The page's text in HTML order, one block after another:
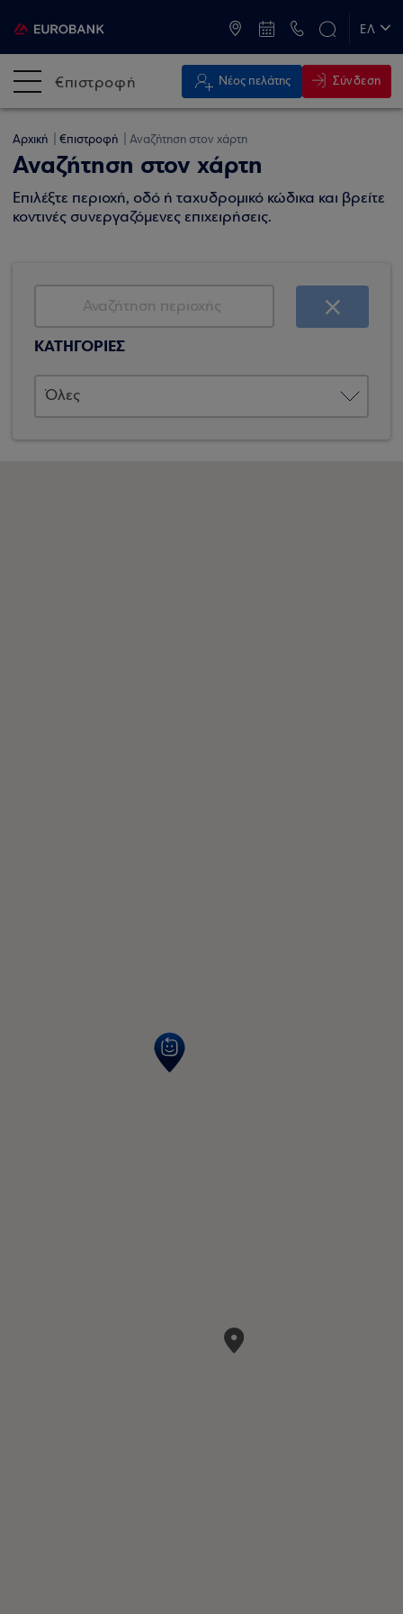
ΕΛ
€πιστροφή Νέος πελάτης Σύνδεση
Αρχική €πιστροφή Αναζήτηση στον χάρτη
Αναζήτηση στον χάρτη
Επιλέξτε περιοχή, οδό ή ταχυδρομικό κώδικα και βρείτε
κοντινές συνεργαζόμενες επιχειρήσεις.
ΚΑΤΗΓΟΡΙΕΣ